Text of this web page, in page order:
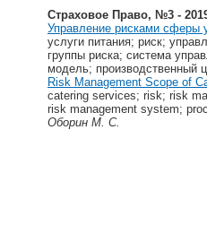
Страховое Право, №3 -
Управление рисками сферы
услуги питания; риск;
группы риска; система
модель; производственный
Risk Management Scope of
catering services; risk; risk
risk management system;
Оборин М. С.